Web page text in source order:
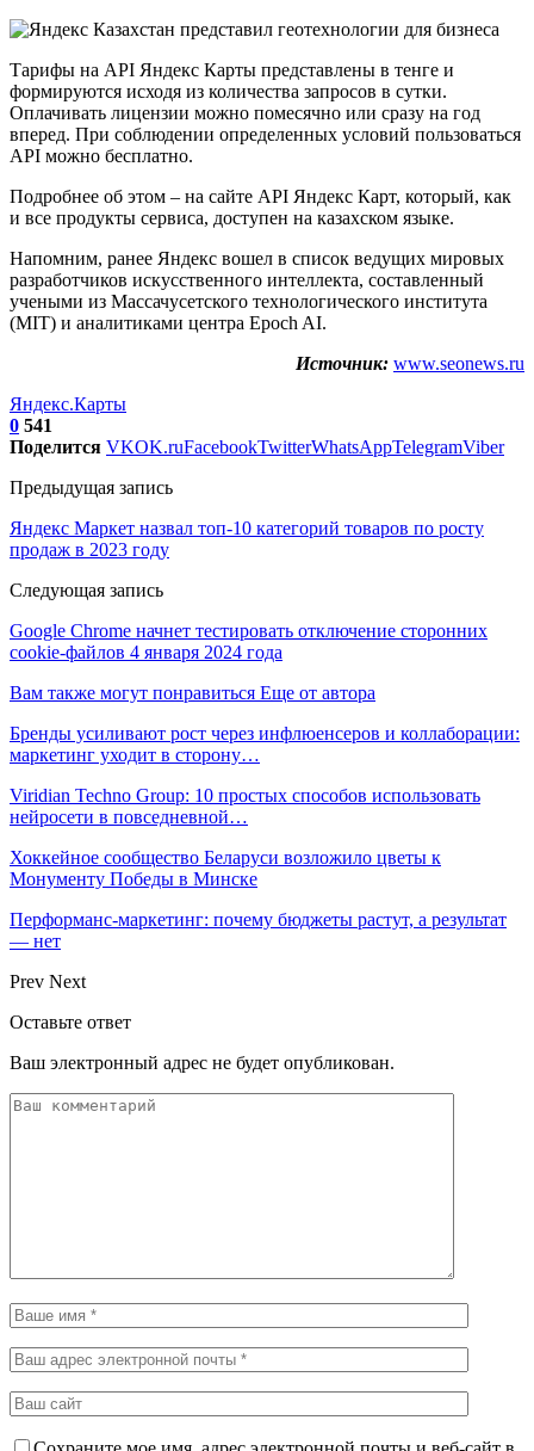
Тарифы на API Яндекс Карты представлены в тенге и
формируются исходя из количества запросов в сутки.
Оплачивать лицензии можно помесячно или сразу на год
вперед. При соблюдении определенных условий пользоваться
API можно бесплатно.
Подробнее об этом – на сайте API Яндекс Карт, который, как
и все продукты сервиса, доступен на казахском языке.
Напомним, ранее Яндекс вошел в список ведущих мировых
разработчиков искусственного интеллекта, составленный
учеными из Массачусетского технологического института
(MIT) и аналитиками центра Epoch AI.
Источник: www.seonews.ru
Яндекс.Карты
0 541
Поделится VKOK.ruFacebookTwitterWhatsAppTelegramViber
Предыдущая запись
Яндекс Маркет назвал топ-10 категорий товаров по росту
продаж в 2023 году
Следующая запись
Google Chrome начнет тестировать отключение сторонних
cookie-файлов 4 января 2024 года
Вам также могут понравиться Еще от автора
Бренды усиливают рост через инфлюенсеров и коллаборации:
маркетинг уходит в сторону…
Viridian Techno Group: 10 простых способов использовать
нейросети в повседневной…
Хоккейное сообщество Беларуси возложило цветы к
Монументу Победы в Минске
Перформанс-маркетинг: почему бюджеты растут, а результат
— нет
Prev Next
Оставьте ответ
Ваш электронный адрес не будет опубликован.